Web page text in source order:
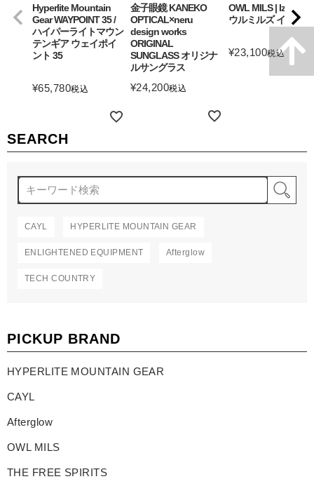
SEARCH
CAYL HYPERLITE MOUNTAIN GEAR
ENLIGHTENED EQUIPMENT Afterglow
TECH COUNTRY
PICKUP BRAND
HYPERLITE MOUNTAIN GEAR
CAYL
Afterglow
OWL MILS
THE FREE SPIRITS
Hyperlite Mountain
Gear WAYPOINT 35 /
ハイパーライトマウン
テンギア ウェイポイ
ント 35
¥65,780税込
金子眼鏡 KANEKO
OPTICAL×neru
design works
ORIGINAL
SUNGLASS オリジナ
ルサングラス
¥24,200税込
OWL MILS | Izanagi
ウルミルズ イザナギ
¥23,100税込